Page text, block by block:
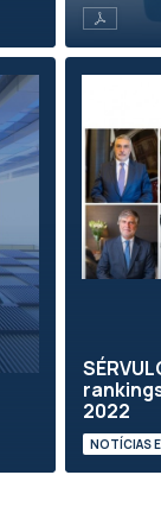
2022
NOTÍCIAS